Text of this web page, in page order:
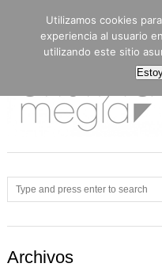
Archivos
Utilizamos cookies
experiencia al usuario
utilizando este sitio